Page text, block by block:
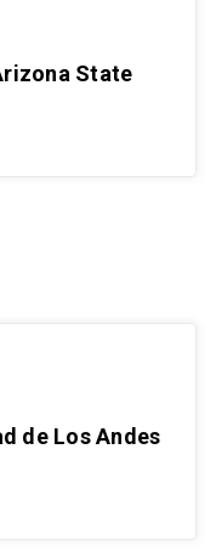
State
de Los Andes